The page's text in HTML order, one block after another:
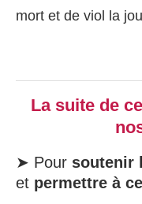
mort et de viol la
La suite de
➤ Pour soutenir
et permettre à